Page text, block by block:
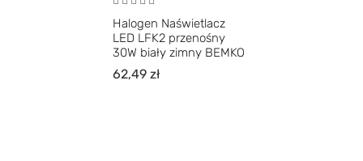
Halogen Naświetlacz
LED LFK2 przenośny
30W biały zimny BEMKO
62,49zł